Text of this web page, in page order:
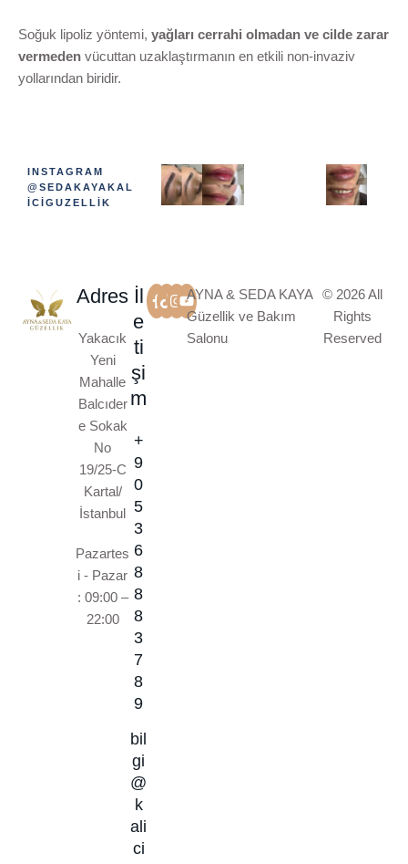
Soğuk lipoliz yöntemi, yağları cerrahi olmadan ve cilde zarar
vermeden vücuttan uzaklaştırmanın en etkili non-invaziv
yollarından biridir.
INSTAGRAM
@SEDAKAYAKAL
ICIGUZELLIK
Adres
Yakacık
Yeni
Mahalle
Balcıder
e Sokak
No
19/25-C
Kartal/
İstanbul
Pazartes
i - Pazar
: 09:00 –
22:00
İl
e
ti
şi
m
+
9
0
5
3
6
8
8
8
3
7
8
9
bil
gi
@
k
ali
ci
AYNA & SEDA KAYA
Güzellik ve Bakım
Salonu
© 2026 All
Rights
Reserved